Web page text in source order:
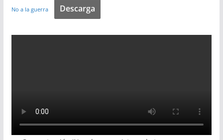
No a la guerra Descarga